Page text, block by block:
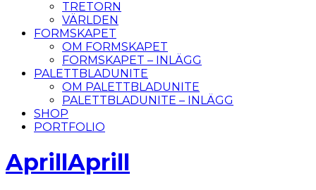
TRETORN
VÄRLDEN
FORMSKAPET
OM FORMSKAPET
FORMSKAPET – INLÄGG
PALETTBLADUNITE
OM PALETTBLADUNITE
PALETTBLADUNITE – INLÄGG
SHOP
PORTFOLIO
AprillAprill